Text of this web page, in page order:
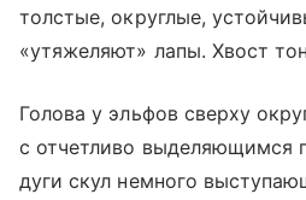
толстые, округлые,
«утяжеляют» лапы. Хвост
Голова у эльфов сверху
с отчетливо выделяющимся
дуги скул немного